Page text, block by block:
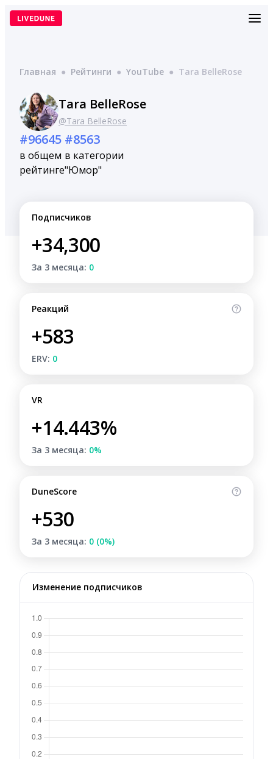
Перейти
Главная ● Рейтинги ● YouTube ● Tara BelleRose
Tara BelleRose
@Tara BelleRose
#96645
в общем
рейтинге
#8563
в категории
"Юмор"
Подписчиков
+34,300
За 3 месяца: 0
Реакций
+583
ERV: 0
VR
+14.443%
За 3 месяца: 0%
DuneScore
+530
За 3 месяца: 0 (0%)
Изменение подписчиков